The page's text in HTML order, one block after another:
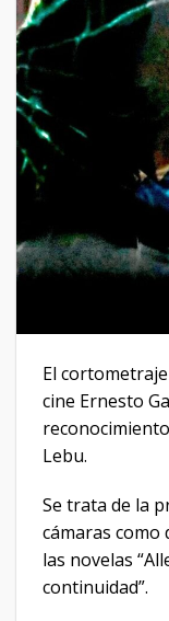
El
cine Ernesto
Lebu.
Se trata de la
cámaras
las novelas
continuidad”.